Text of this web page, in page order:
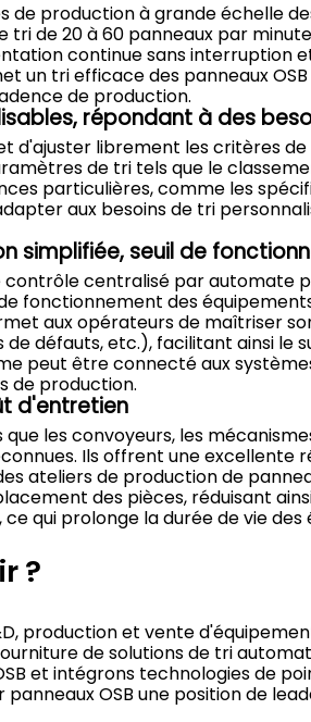
de production à grande échelle
tri de 20 à 60 panneaux par
continue sans
un tri efficace des panneaux
de production.
répondant à des
d'ajuster librement les critères
de tri tels que le
particulières, comme les
aux besoins de tri
simplifiée, seuil de
contrôle centralisé par
fonctionnement des
aux opérateurs de maîtriser
défauts, etc.), facilitant ainsi le
peut être connecté aux
de production.
d'entretien
les convoyeurs, les
Ils offrent une excellente
ateliers de production de
des pièces, réduisant
qui prolonge la durée de vie
?
production et vente
de solutions de tri
et intégrons technologies de
OSB une position de